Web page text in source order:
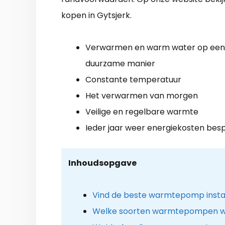
kopen in Gytsjerk.
Verwarmen en warm water op een
duurzame manier
Constante temperatuur
Het verwarmen van morgen
Veilige en regelbare warmte
Ieder jaar weer energiekosten
Inhoudsopgave
Vind de beste warmtepomp
Welke soorten warmtepompen